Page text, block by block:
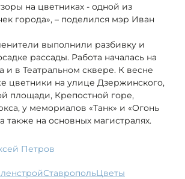
на цветниках - одной из
города», – поделился мэр Иван
выполнили разбивку и
рассады. Работа началась на
в Театральном сквере. К весне
цветники на улице Дзержинского,
площади, Крепостной горе,
у мемориалов «Танк» и «Огонь
также на основных магистралях.
Петров
Ставрополь цветы